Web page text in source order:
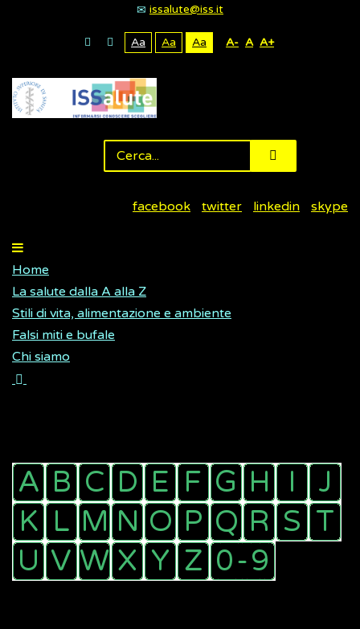
issalute@iss.it
Aa Aa Aa A- A A+
facebook twitter linkedin skype
Home
La salute dalla A alla Z
Stili di vita, alimentazione e ambiente
Falsi miti e bufale
Chi siamo